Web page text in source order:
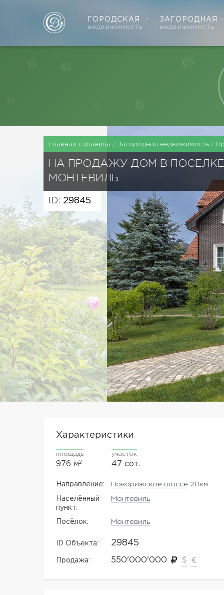
ГОРОДСКАЯ
недвижимость
ЗАГОРОДНАЯ
недвижимость
Главная страница Загородная недвижимость
НА ПРОДАЖУ ДОМ В ПОСЕЛКЕ
МОНТЕВИЛЬ
ID: 29845
Характеристики
площадь
976 м2
участок
47 сот.
Направление: Новорижское шоссе 20км.
Населённый
пункт:
Монтевиль
Посёлок: Монтевиль
ID Объекта: 29845
Продажа: 550'000'000